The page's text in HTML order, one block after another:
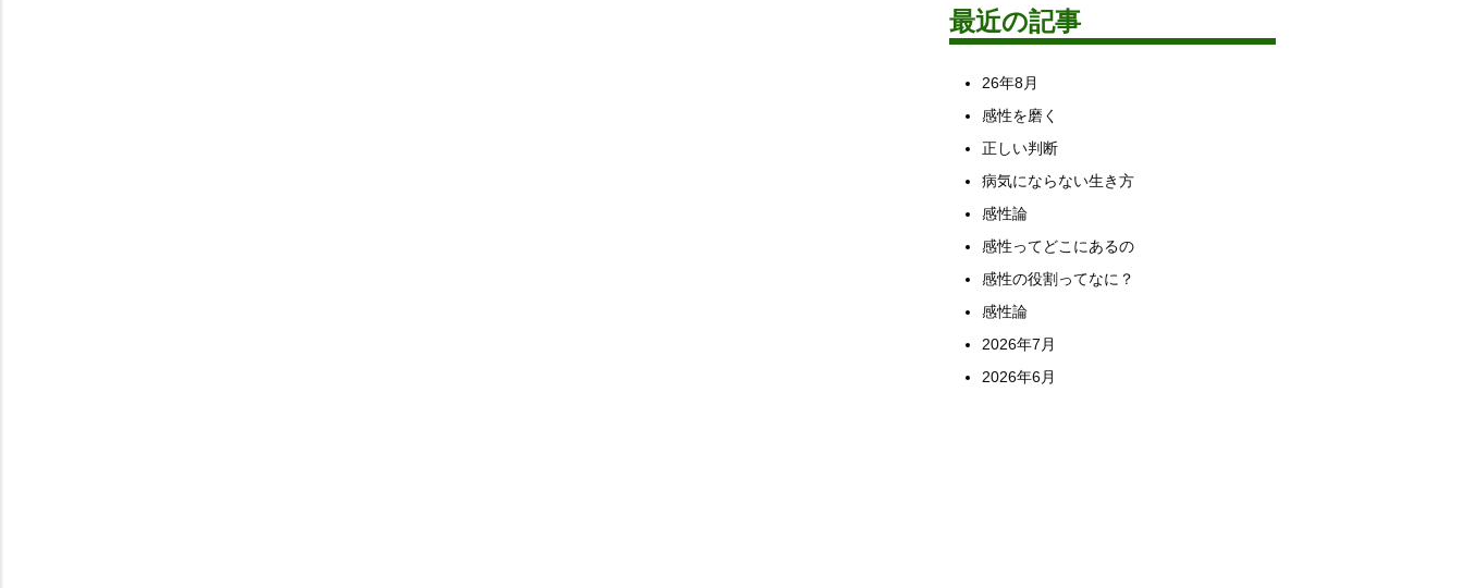
最近の記事
26年8月
感性を磨く
正しい判断
病気にならない生き方
感性論
感性ってどこにあるの
感性の役割ってなに？
感性論
2026年7月
2026年6月